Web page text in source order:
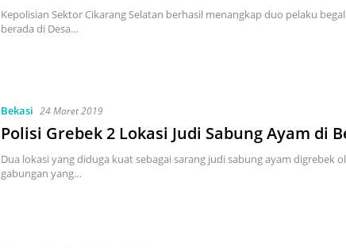
Kepolisian Sektor Cikarang Selatan berhasil menangkap duo pelaku
berada di Desa…
Bekasi 24 Maret 2019
Polisi Grebek 2 Lokasi Judi Sabung Ayam di
Dua lokasi yang diduga kuat sebagai sarang judi sabung ayam digrebek
gabungan yang…